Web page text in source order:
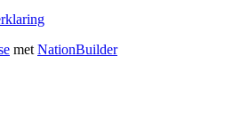
met NationBuilder